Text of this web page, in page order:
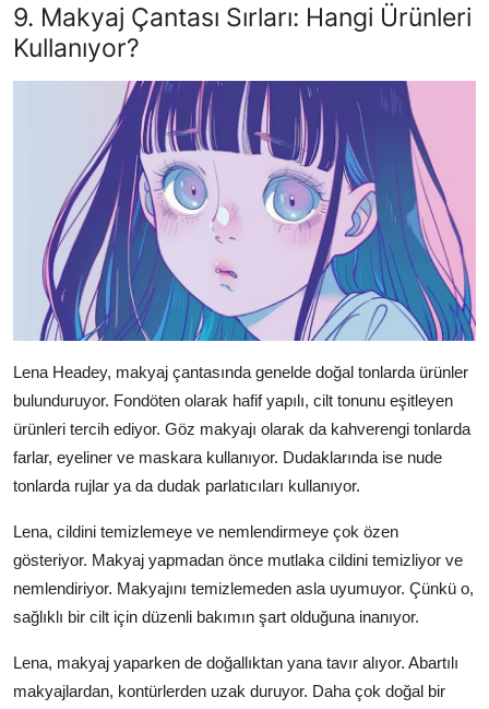
9. Makyaj Çantası Sırları: Hangi Ürünleri
Kullanıyor?
Lena Headey, makyaj çantasında genelde doğal tonlarda ürünler
bulunduruyor. Fondöten olarak hafif yapılı, cilt tonunu eşitleyen
ürünleri tercih ediyor. Göz makyajı olarak da kahverengi tonlarda
farlar, eyeliner ve maskara kullanıyor. Dudaklarında ise nude
tonlarda rujlar ya da dudak parlatıcıları kullanıyor.
Lena, cildini temizlemeye ve nemlendirmeye çok özen
gösteriyor. Makyaj yapmadan önce mutlaka cildini temizliyor ve
nemlendiriyor. Makyajını temizlemeden asla uyumuyor. Çünkü o,
sağlıklı bir cilt için düzenli bakımın şart olduğuna inanıyor.
Lena, makyaj yaparken de doğallıktan yana tavır alıyor. Abartılı
makyajlardan, kontürlerden uzak duruyor. Daha çok doğal bir